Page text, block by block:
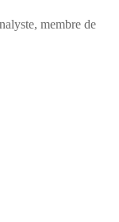
membre de